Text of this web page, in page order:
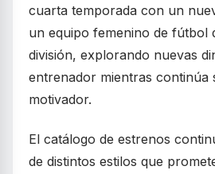
cuarta temporada con un
un equipo femenino de fútbol
división, explorando nuevas
entrenador mientras continúa
motivador.
El catálogo de estrenos
de distintos estilos que